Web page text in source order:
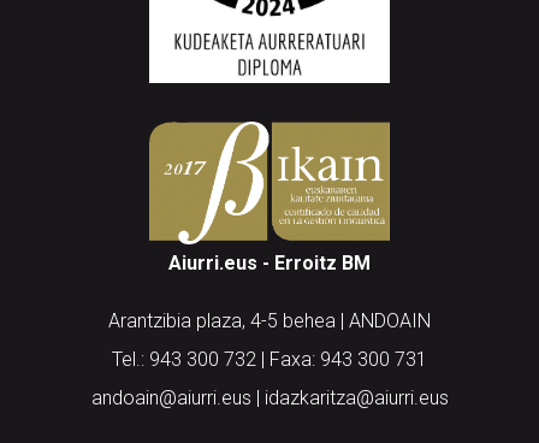
Aiurri.eus - Erroitz BM
Arantzibia plaza, 4-5 behea | ANDOAIN
Tel.: 943 300 732 | Faxa: 943 300 731
andoain@aiurri.eus | idazkaritza@aiurri.eus